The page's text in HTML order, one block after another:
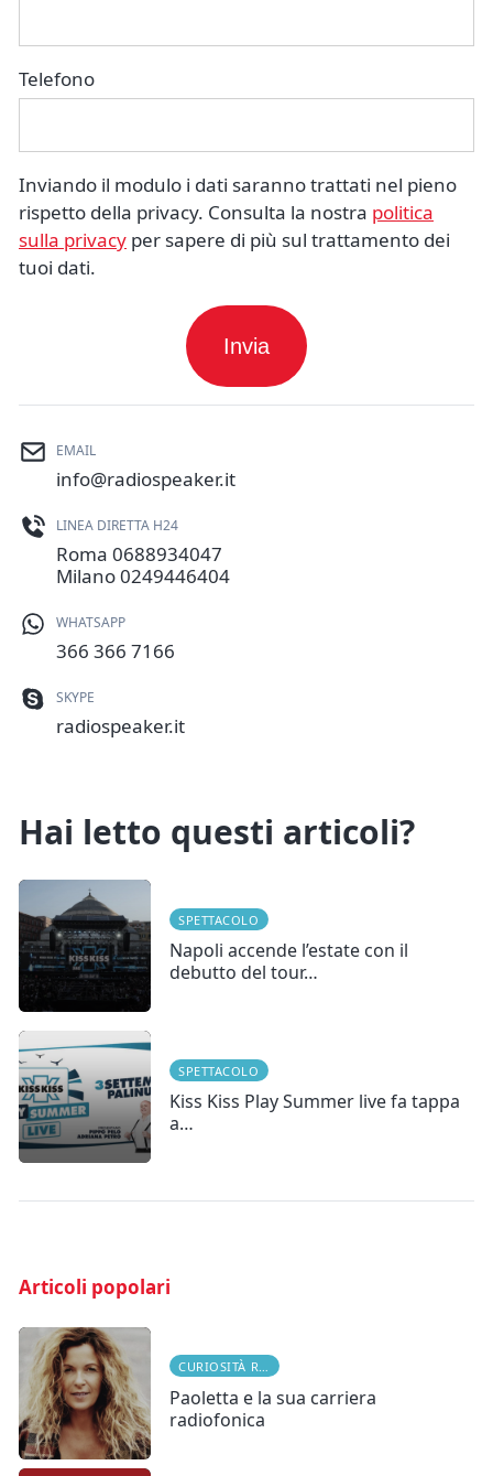
Telefono
Inviando il modulo i dati saranno trattati nel pieno
rispetto della privacy. Consulta la nostra politica
sulla privacy per sapere di più sul trattamento dei
tuoi dati.
EMAIL
info@radiospeaker.it
LINEA DIRETTA H24
Roma 0688934047
Milano0249446404
WHATSAPP
366 366 7166
SKYPE
radiospeaker.it
Hai letto questi articoli?
SPETTACOLO
Napoli accende l’estate con il
debutto del tour…
SPETTACOLO
Kiss Kiss Play Summer live fa tappa
a…
Articoli popolari
CURIOSITÀ RADIOFONICHE
Paoletta e la sua carriera
radiofonica